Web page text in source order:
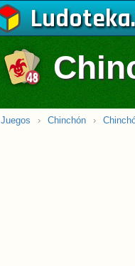
Ludoteka
Juegos › Chinchón ›